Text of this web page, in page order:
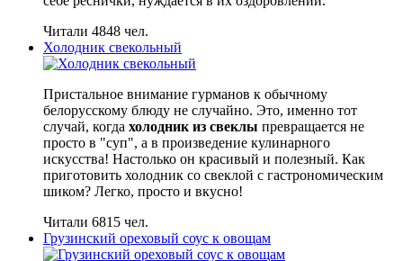
Читали 4848 чел.
Холодник свекольный
Пристальное внимание гурманов к обычному
белорусскому блюду не случайно. Это, именно тот
случай, когда холодник из свеклы превращается не
просто в "суп", а в произведение кулинарного
искусства! Настолько он красивый и полезный. Как
приготовить холодник со свеклой с гастрономическим
шиком? Легко, просто и вкусно!
Читали 6815 чел.
Грузинский ореховый соус к овощам